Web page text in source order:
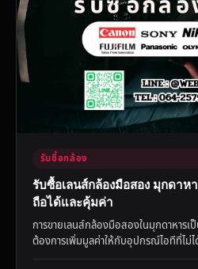
รับซื้อกล้อง
รับซื้อเลนส์กล้องมือสอง มุกดาห
ถือได้และคุ้มค่า
การขายเลนส์กล้องมือสองในมุกดาหาร
ต้องการเพิ่มมูลค่าให้กับอุปกรณ์ไอทีที่ไม่ไ